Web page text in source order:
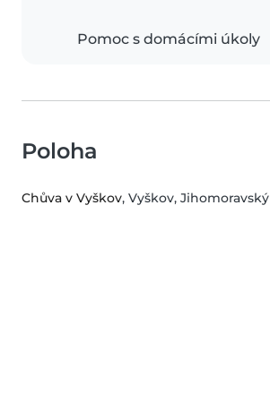
Pomoc s domácími úkoly
Poloha
Chůva v Vyškov, Vyškov, Jihomoravský